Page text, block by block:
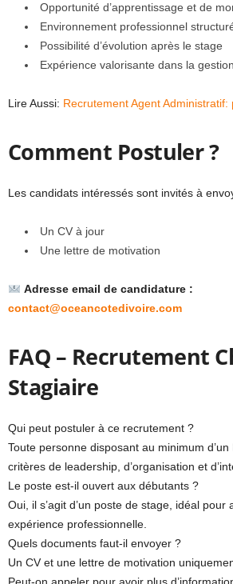
Opportunité d’apprentissage et de
Environnement professionnel
Possibilité d’évolution après le stage
Expérience valorisante dans la
Lire Aussi: Recrutement Agent
Comment Postuler ?
Les candidats intéressés sont invités à
Un CV à jour
Une lettre de motivation
Adresse email de candidature :
contact@oceancotedivoire.com
FAQ – Recrutement
Stagiaire
Qui peut postuler à ce recrutement ?
Toute personne disposant au minimum
critères de leadership, d’organisation et
Le poste est-il ouvert aux débutants ?
Oui, il s’agit d’un poste de stage, idéal
expérience professionnelle.
Quels documents faut-il envoyer ?
Un CV et une lettre de motivation